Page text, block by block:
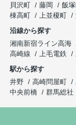
貝沢町
藤岡 飯
棟高町
上並榎町
沿線から探す
湘南新宿ライン高海
高崎線
上毛電鉄
駅から探す
井野
高崎問屋町
中央前橋
群馬総社